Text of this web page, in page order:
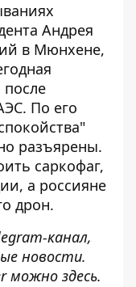
Андрея
в Мюнхене,
По его
разъярены.
саркофаг,
а россияне
дрон.
канал,
новости.
можно здесь.